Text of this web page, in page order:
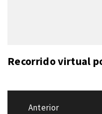
Recorrido virtual
Navegación
Anterior